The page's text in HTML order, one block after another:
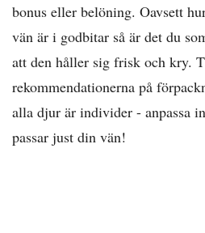
bonus eller belöning. Oavsett
vän är i godbitar så är det du
att den håller sig frisk och kry.
rekommendationerna på
alla djur är individer - anpassa
passar just din vän!